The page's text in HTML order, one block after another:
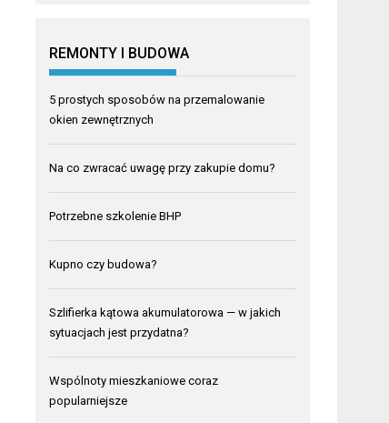
REMONTY I BUDOWA
5 prostych sposobów na przemalowanie
okien zewnętrznych
Na co zwracać uwagę przy zakupie domu?
Potrzebne szkolenie BHP
Kupno czy budowa?
Szlifierka kątowa akumulatorowa — w jakich
sytuacjach jest przydatna?
Wspólnoty mieszkaniowe coraz
popularniejsze